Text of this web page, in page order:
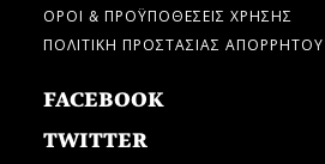
ΟΡΟΙ & ΠΡΟΫΠΟΘΕΣΕΙΣ ΧΡΗΣΗΣ
ΠΟΛΙΤΙΚΗ ΠΡΟΣΤΑΣΙΑΣ ΑΠΟΡΡΗΤΟΥ
FACEBOOK
TWITTER